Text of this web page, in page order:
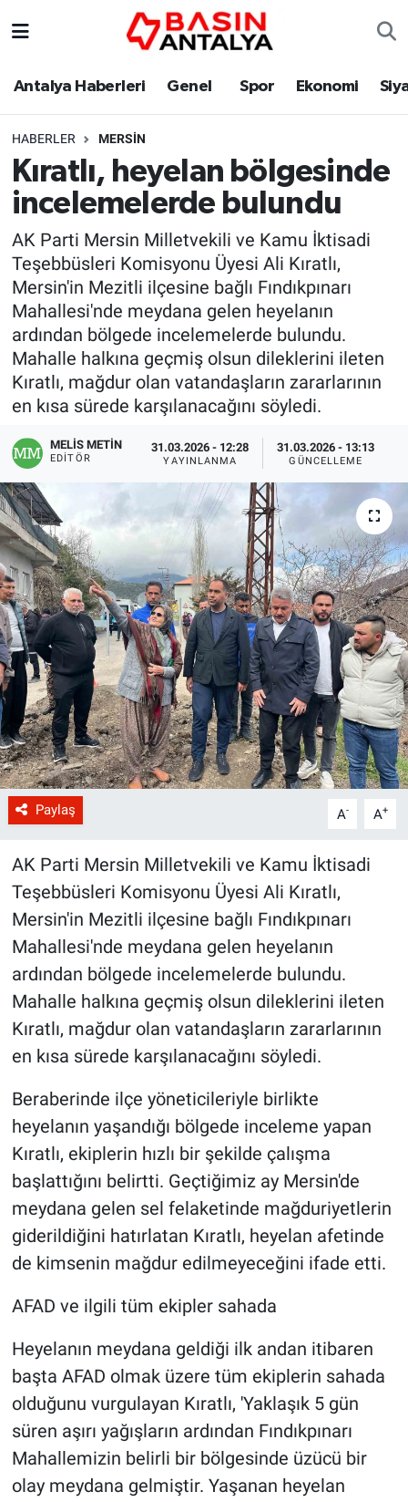
Antalya Haberleri Genel Spor Ekonomi
HABERLER MERSIN
Kıratlı, heyelan bölgesinde
incelemelerde bulundu
AK Parti Mersin Milletvekili ve Kamu İktisadi
Teşebbüsleri Komisyonu Üyesi Ali Kıratlı,
Mersin'in Mezitli ilçesine bağlı Fındıkpınarı
Mahallesi'nde meydana gelen heyelanın
ardından bölgede incelemelerde bulundu.
Mahalle halkına geçmiş olsun dileklerini ileten
Kıratlı, mağdur olan vatandaşların zararlarının
en kısa sürede karşılanacağını söyledi.
MELİS METİN
EDITÖR
31.03.2026 - 12:28
YAYINLANMA
31.03.2026 - 13:13
GÜNCELLEME
Paylaş A- A+
AK Parti Mersin Milletvekili ve Kamu İktisadi
Teşebbüsleri Komisyonu Üyesi Ali Kıratlı,
Mersin'in Mezitli ilçesine bağlı Fındıkpınarı
Mahallesi'nde meydana gelen heyelanın
ardından bölgede incelemelerde bulundu.
Mahalle halkına geçmiş olsun dileklerini ileten
Kıratlı, mağdur olan vatandaşların zararlarının
en kısa sürede karşılanacağını söyledi.
Beraberinde ilçe yöneticileriyle birlikte
heyelanın yaşandığı bölgede inceleme yapan
Kıratlı, ekiplerin hızlı bir şekilde çalışma
başlattığını belirtti. Geçtiğimiz ay Mersin'de
meydana gelen sel felaketinde mağduriyetlerin
giderildiğini hatırlatan Kıratlı, heyelan afetinde
de kimsenin mağdur edilmeyeceğini ifade etti.
AFAD ve ilgili tüm ekipler sahada
Heyelanın meydana geldiği ilk andan itibaren
başta AFAD olmak üzere tüm ekiplerin sahada
olduğunu vurgulayan Kıratlı, 'Yaklaşık 5 gün
süren aşırı yağışların ardından Fındıkpınarı
Mahallemizin belirli bir bölgesinde üzücü bir
olay meydana gelmiştir. Yaşanan heyelan